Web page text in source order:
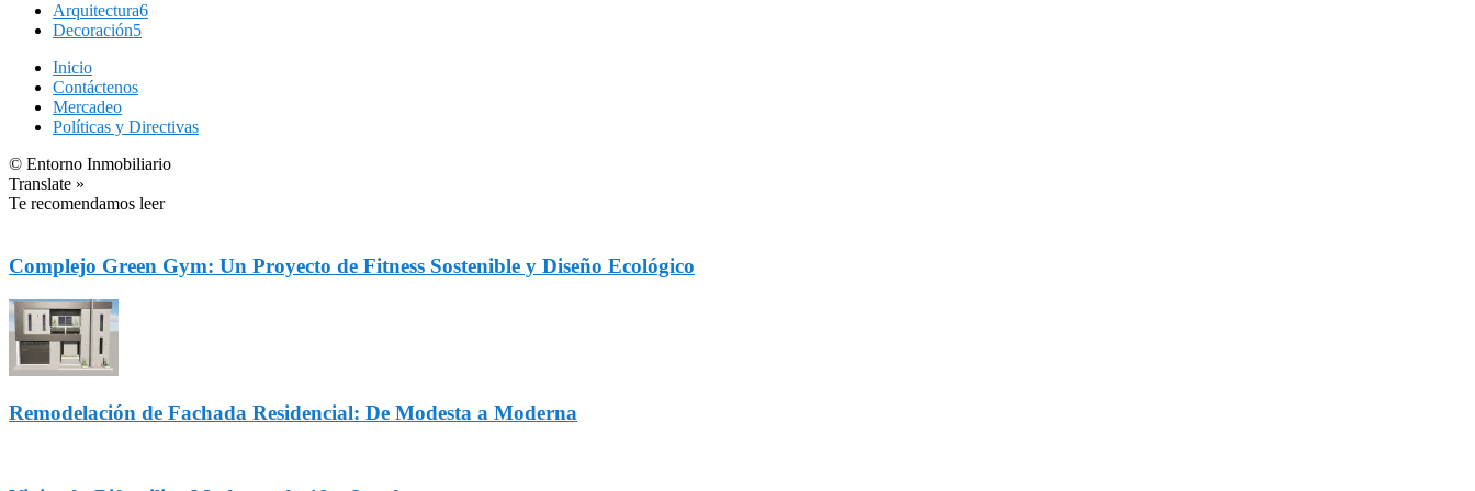
Arquitectura6
Decoración5
Inicio
Contáctenos
Mercadeo
Políticas y Directivas
© Entorno Inmobiliario
Translate »
Te recomendamos leer
Complejo Green Gym: Un Proyecto de Fitness Sostenible y Diseño Ecológico
Remodelación de Fachada Residencial: De Modesta a Moderna